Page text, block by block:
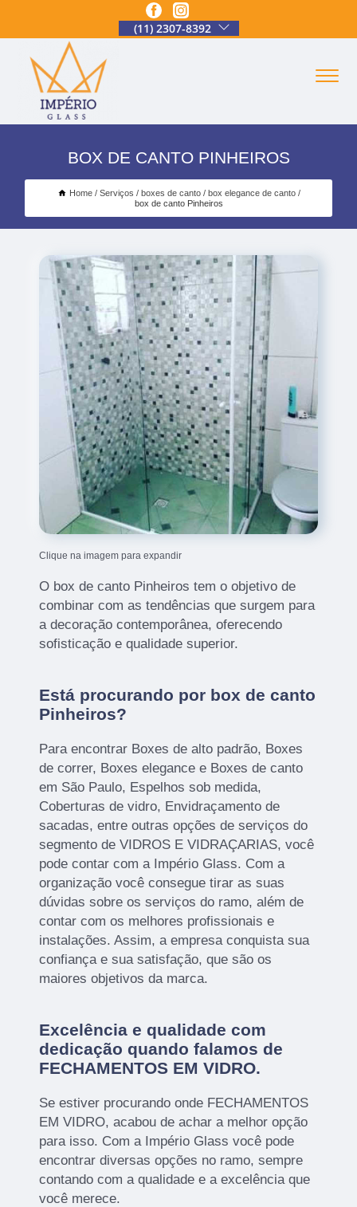
(11) 2307-8392
BOX DE CANTO PINHEIROS
Home Serviços boxes de canto
box elegance de canto
box de canto Pinheiros
Clique na imagem para expandir
O box de canto Pinheiros tem o objetivo de
combinar com as tendências que surgem para
a decoração contemporânea, oferecendo
sofisticação e qualidade superior.
Está procurando por box de canto
Pinheiros?
Para encontrar Boxes de alto padrão, Boxes
de correr, Boxes elegance e Boxes de canto
em São Paulo, Espelhos sob medida,
Coberturas de vidro, Envidraçamento de
sacadas, entre outras opções de serviços do
segmento de VIDROS E VIDRAÇARIAS, você
pode contar com a Império Glass. Com a
organização você consegue tirar as suas
dúvidas sobre os serviços do ramo, além de
contar com os melhores profissionais e
instalações. Assim, a empresa conquista sua
confiança e sua satisfação, que são os
maiores objetivos da marca.
Excelência e qualidade com
dedicação quando falamos de
FECHAMENTOS EM VIDRO.
Se estiver procurando onde FECHAMENTOS
EM VIDRO, acabou de achar a melhor opção
para isso. Com a Império Glass você pode
encontrar diversas opções no ramo, sempre
contando com a qualidade e a excelência que
você merece.